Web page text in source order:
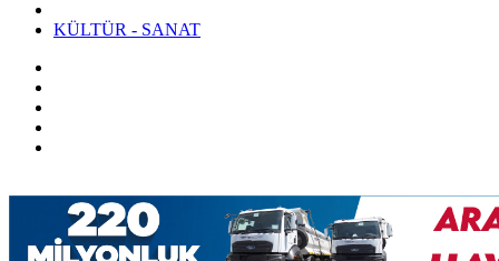
KÜLTÜR - SANAT